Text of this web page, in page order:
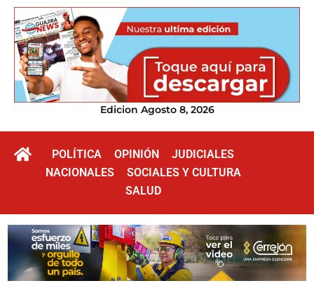
Edicion Agosto 8, 2026
POLÍTICA OPINIÓN
JUDICIALES
NACIONALES
SOCIALES Y CULTURA
SALUD